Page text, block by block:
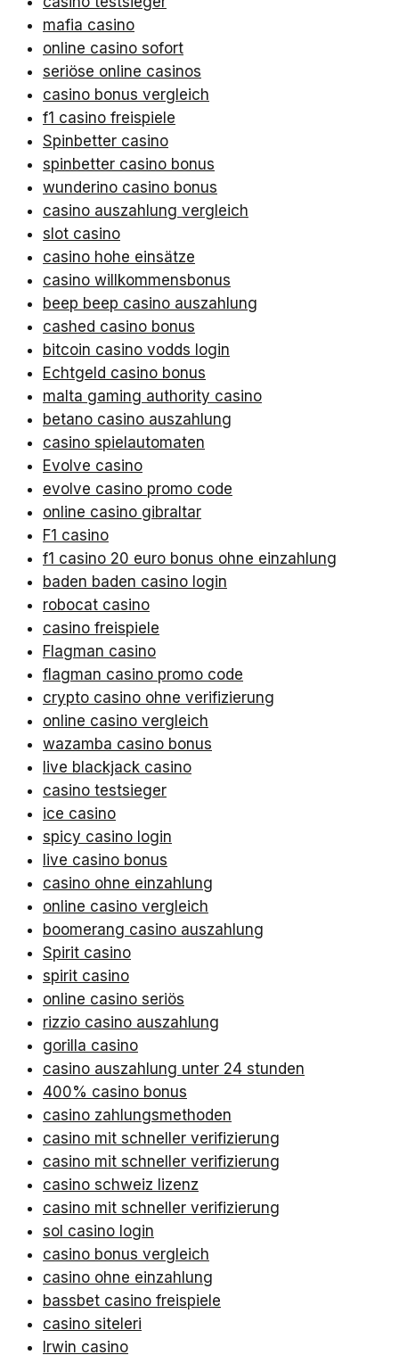
mafia casino
online casino sofort
seriöse online casinos
casino bonus vergleich
f1 casino freispiele
Spinbetter casino
spinbetter casino bonus
wunderino casino bonus
casino auszahlung vergleich
slot casino
casino hohe einsätze
casino willkommensbonus
beep beep casino auszahlung
cashed casino bonus
bitcoin casino vodds login
Echtgeld casino bonus
malta gaming authority casino
betano casino auszahlung
casino spielautomaten
Evolve casino
evolve casino promo code
online casino gibraltar
F1 casino
f1 casino 20 euro bonus ohne einzahlung
baden baden casino login
robocat casino
casino freispiele
Flagman casino
flagman casino promo code
crypto casino ohne verifizierung
online casino vergleich
wazamba casino bonus
live blackjack casino
casino testsieger
ice casino
spicy casino login
live casino bonus
casino ohne einzahlung
online casino vergleich
boomerang casino auszahlung
Spirit casino
spirit casino
online casino seriös
rizzio casino auszahlung
gorilla casino
casino auszahlung unter 24 stunden
400% casino bonus
casino zahlungsmethoden
casino mit schneller verifizierung
casino mit schneller verifizierung
casino schweiz lizenz
casino mit schneller verifizierung
sol casino login
casino bonus vergleich
casino ohne einzahlung
bassbet casino freispiele
casino siteleri
Irwin casino